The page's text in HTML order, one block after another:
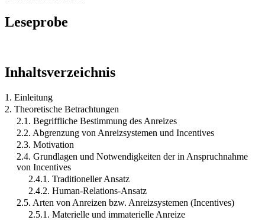
Leseprobe
Inhaltsverzeichnis
1. Einleitung
2. Theoretische Betrachtungen
2.1. Begriffliche Bestimmung des Anreizes
2.2. Abgrenzung von Anreizsystemen und Incentives
2.3. Motivation
2.4. Grundlagen und Notwendigkeiten der in Anspruchnahme
von Incentives
2.4.1. Traditioneller Ansatz
2.4.2. Human-Relations-Ansatz
2.5. Arten von Anreizen bzw. Anreizsystemen (Incentives)
2.5.1. Materielle und immaterielle Anreize